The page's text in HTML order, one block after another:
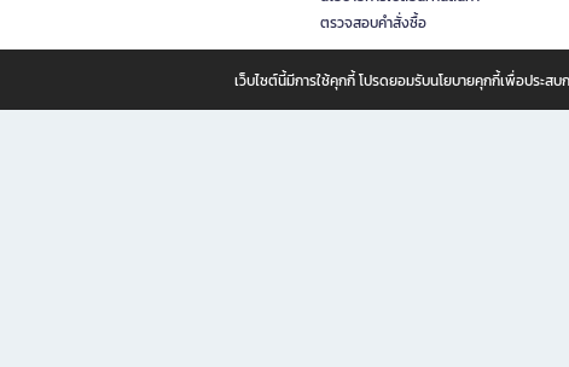
ตรวจสอบคำสั่งซื้อ
เว็บไซต์นี้มีการใช้คุกกี้ โปรดยอมรับนโยบายคุกกี้เพื่อประ